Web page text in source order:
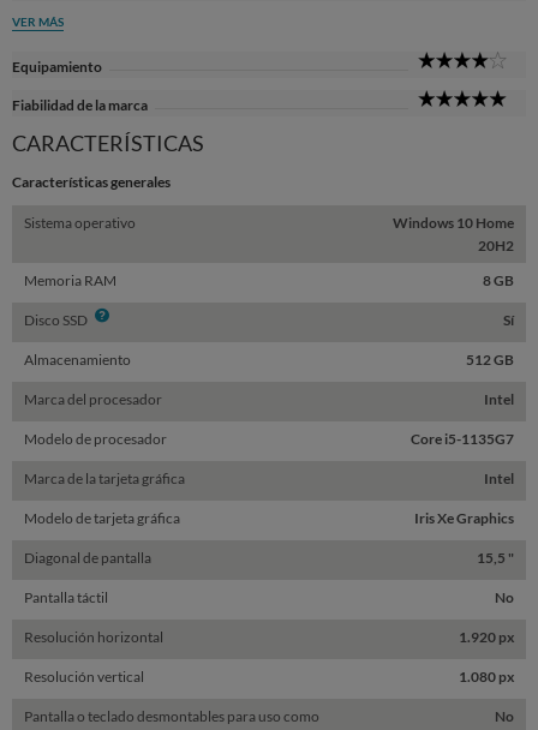
VER MÁS
Equipamiento
Fiabilidad de la marca
CARACTERÍSTICAS
Características generales
Sistema operativo
Windows 10 Home
20H2
Memoria RAM
8 GB
Disco SSD Info Sí
Almacenamiento 512 GB
Marca del procesador Intel
Modelo de procesador Core i5-1135G7
Marca de la tarjeta gráfica Intel
Modelo de tarjeta gráfica Iris Xe Graphics
Diagonal de pantalla 15,5 "
Pantalla táctil No
Resolución horizontal 1.920 px
Resolución vertical 1.080 px
Pantalla o teclado desmontables para uso como No